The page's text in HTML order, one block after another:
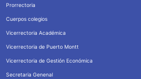
Prorrectoria
Cuerpos colegios
Vicerrectoria Académica
Vicerrectoria de Puerto Montt
Vicerrectoria de Gestión Económica
Secretaria Genenal